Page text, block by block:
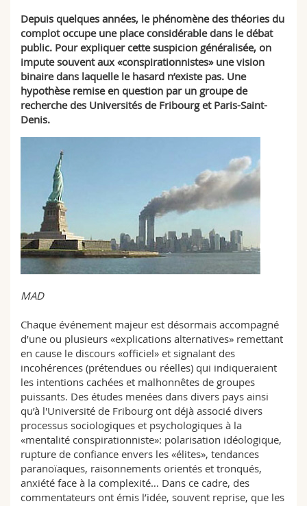
Interfacultaire
Doctorants
Programme des cours
MyUnifr
Depuis quelques années, le phénomène des théories du
complot occupe une place considérable dans le débat
public. Pour expliquer cette suspicion généralisée, on
impute souvent aux «conspirationnistes» une vision
binaire dans laquelle le hasard n’existe pas. Une
hypothèse remise en question par un groupe de
recherche des Universités de Fribourg et Paris-Saint-
Denis.
MAD
Chaque événement majeur est désormais accompagné
d’une ou plusieurs «explications alternatives» remettant
en cause le discours «officiel» et signalant des
incohérences (prétendues ou réelles) qui indiqueraient
les intentions cachées et malhonnêtes de groupes
puissants. Des études menées dans divers pays ainsi
qu’à l'Université de Fribourg ont déjà associé divers
processus sociologiques et psychologiques à la
«mentalité conspirationniste»: polarisation idéologique,
rupture de confiance envers les «élites», tendances
paranoïaques, raisonnements orientés et tronqués,
anxiété face à la complexité… Dans ce cadre, des
commentateurs ont émis l’idée, souvent reprise, que les